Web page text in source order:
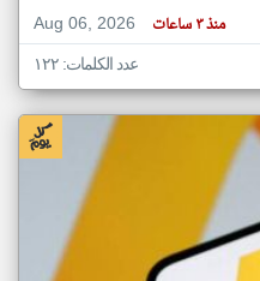
Aug 06, 2026
منذ ٣ ساعات
عدد الكلمات: ١٢٢